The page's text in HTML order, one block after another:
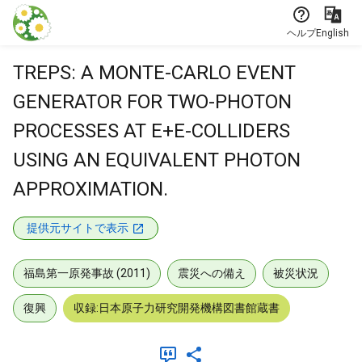
本文に飛ぶ
ヘルプEnglish
TREPS: A MONTE-CARLO EVENT
GENERATOR FOR TWO-PHOTON
PROCESSES AT E+E-COLLIDERS
USING AN EQUIVALENT PHOTON
APPROXIMATION.
提供元サイトで表示
福島第一原発事故 (2011) 震災への備え 被災状況
復興 収録:日本原子力研究開発機構図書館蔵書